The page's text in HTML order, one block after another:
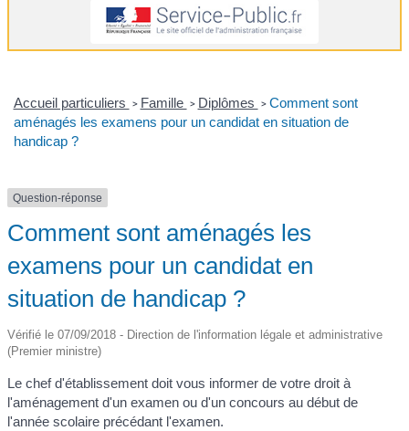
Accueil particuliers > Famille > Diplômes > Comment sont
aménagés les examens pour un candidat en situation de
handicap ?
Question-réponse
Comment sont aménagés les
examens pour un candidat en
situation de handicap ?
Vérifié le 07/09/2018 - Direction de l'information légale et administrative
(Premier ministre)
Le chef d'établissement doit vous informer de votre droit à
l'aménagement d'un examen ou d'un concours au début de
l'année scolaire précédant l'examen.